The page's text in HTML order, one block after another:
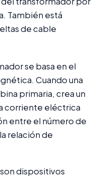
También está
de cable
se basa en el
Cuando una
primaria, crea un
corriente eléctrica
entre el número de
relación de
dispositivos